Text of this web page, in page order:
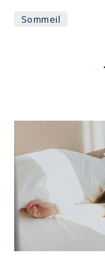
Sommeil